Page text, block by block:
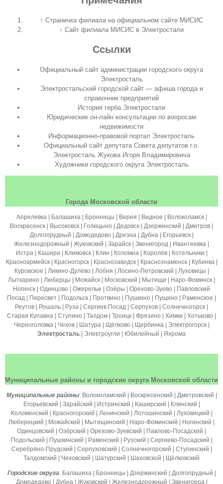
↑ Страничка филиала на официальном сайте МИСИС
↑ Cайт филиала МИСИС в Электростали
Ссылки
Официальный сайт администрации городского округа
Электросталь
Электростальский городской сайт— афиша города и
справочник предприятий
История герба Электростали
Юридические он-лайн консультации по вопросам
недвижимости
Информационно-правовой портал Электросталь
Официальный сайт депутата Совета депутатов г.о.
Электросталь Жукова Игоря Владимировича
Художники городского округа Электросталь
Города Московской области
Апрелевка | Балашиха | Бронницы | Верея | Видное | Волоколамск |
Воскресенск | Высоковск | Голицыно | Дедовск | Дзержинский | Дмитров |
Долгопрудный | Домодедово | Дрезна | Дубна | Егорьевск |
Железнодорожный | Жуковский | Зарайск | Звенигород | Ивантеевка |
Истра | Кашира | Климовск | Клин | Коломна |
Королёв| Котельники |
Красноармейск | Красногорск | Краснозаводск | Краснознаменск | Кубинка |
Куровское | Ликино-Дулёво | Лобня | Лосино-Петровский | Луховицы |
Лыткарино | Люберцы | Можайск | Московский | Мытищи | Наро-Фоминск |
Ногинск | Одинцово | Ожерелье | Озёры | Орехово-Зуево | Павловский
Посад | Пересвет | Подольск | Протвино | Пушкино | Пущино | Раменское |
Реутов | Рошаль | Руза | Сергиев Посад | Серпухов | Солнечногорск |
Старая Купавна | Ступино | Талдом | Троицк | Фрязино | Химки | Хотьково |
Черноголовка | Чехов | Шатура | Щёлково | Щербинка | Электрогорск |
Электросталь | Электроугли | Юбилейный | Яхрома
Муниципальные районы и городские округа Московской области
Муниципальные районы: Волоколамский | Воскресенский | Дмитровский |
Егорьевский | Зарайский | Истринский | Каширский | Клинский |
Коломенский | Красногорский | Ленинский | Лотошинский | Луховицкий |
Люберецкий | Можайский | Мытищинский | Наро-Фоминский | Ногинский |
Одинцовский | Озёрский | Орехово-Зуевский | Павлово-Посадский |
Подольский | Пушкинский | Раменский | Рузский | Сергиево-Посадский |
Серебряно-Прудский | Серпуховский | Солнечногорский | Ступинский |
Талдомский | Чеховский | Шатурский | Шаховской | Щёлковский
Городские округа: Балашиха | Бронницы | Дзержинский | Долгопрудный |
Домодедово | Дубна | Жуковский | Железнодорожный | Звенигород |